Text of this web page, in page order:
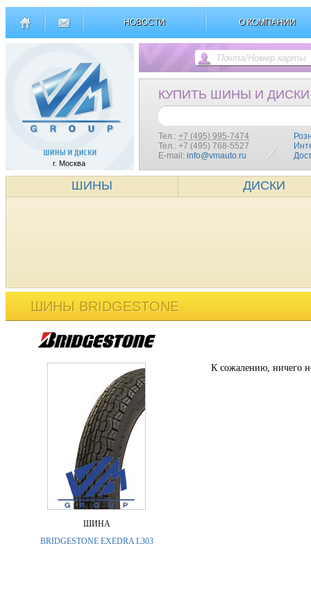
НОВОСТИ О КОМПАНИИ
г. Москва
КУПИТЬ ШИНЫ И ДИСКИ
Тел.: +7 (495) 995-7474
Тел.: +7 (495) 768-5527
E-mail: info@vmauto.ru
ШИНЫ ДИСКИ
ШИНЫ BRIDGESTONE
ШИНА
BRIDGESTONE EXEDRA L303
К сожалению, ничего